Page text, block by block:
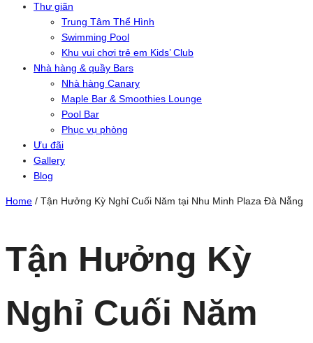
Thư giãn
Trung Tâm Thể Hình
Swimming Pool
Khu vui chơi trẻ em Kids’ Club
Nhà hàng & quầy Bars
Nhà hàng Canary
Maple Bar & Smoothies Lounge
Pool Bar
Phục vụ phòng
Ưu đãi
Gallery
Blog
Home / Tận Hưởng Kỳ Nghỉ Cuối Năm tại Nhu Minh Plaza Đà Nẵng
Tận Hưởng Kỳ
Nghỉ Cuối Năm